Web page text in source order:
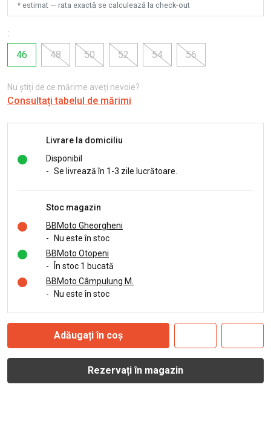
* estimat — rata exactă se calculează la check-out
:
46
48 50 52 54 56
Nu știți de ce mărime aveți nevoie?
Consultați tabelul de mărimi
Livrare la domiciliu
Disponibil
- Se livrează în 1-3 zile lucrătoare.
Stoc magazin
BBMoto Gheorgheni
-
Nu este în stoc
BBMoto Otopeni
-
În stoc 1 bucată
BBMoto Câmpulung M.
-
Nu este în stoc
Adăugați în coș
Rezervați în magazin